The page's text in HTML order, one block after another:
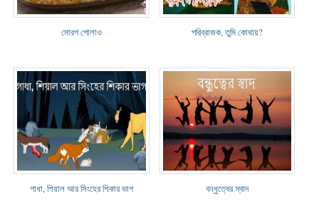
মোরগ পোলাও পরিব্রাজক, তুমি কোথায়?
গাধা, শিয়াল আর সিংহের শিকার ভাগ বন্ধুত্বের স্বাদ